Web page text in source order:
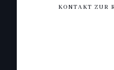
KONTAKT ZUR